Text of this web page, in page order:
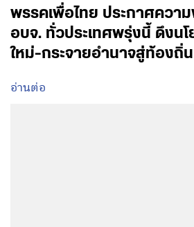
พรรคเพื่อไทย ประกาศควา
อบจ. ทั่วประเทศพรุ่งนี้ ดึงน
ใหม่-กระจายอำนาจสู่ท้องถิ่น
อ่านต่อ